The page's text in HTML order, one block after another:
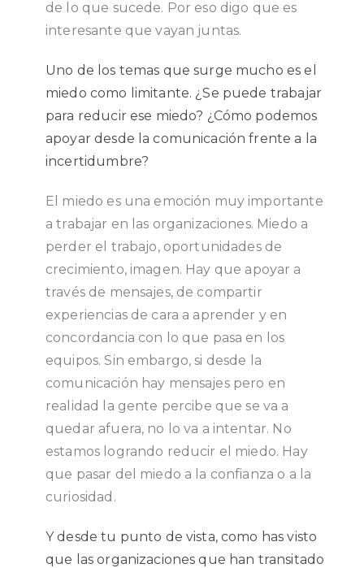
de lo que sucede. Por eso digo que es
interesante que vayan juntas.
Uno de los temas que surge mucho es el
miedo como limitante. ¿Se puede trabajar
para reducir ese miedo? ¿Cómo podemos
apoyar desde la comunicación frente a la
incertidumbre?
El miedo es una emoción muy importante
a trabajar en las organizaciones. Miedo a
perder el trabajo, oportunidades de
crecimiento, imagen. Hay que apoyar a
través de mensajes, de compartir
experiencias de cara a aprender y en
concordancia con lo que pasa en los
equipos. Sin embargo, si desde la
comunicación hay mensajes pero en
realidad la gente percibe que se va a
quedar afuera, no lo va a intentar. No
estamos logrando reducir el miedo. Hay
que pasar del miedo a la confianza o a la
curiosidad.
Y desde tu punto de vista, como has visto
que las organizaciones que han transitado